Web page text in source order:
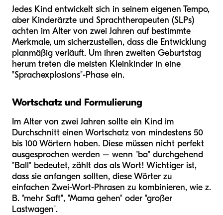
Jedes Kind entwickelt sich in seinem eigenen Tempo,
aber Kinderärzte und Sprachtherapeuten (SLPs)
achten im Alter von zwei Jahren auf bestimmte
Merkmale, um sicherzustellen, dass die Entwicklung
planmäßig verläuft. Um ihren zweiten Geburtstag
herum treten die meisten Kleinkinder in eine
"Sprachexplosions"-Phase ein.
Wortschatz und Formulierung
Im Alter von zwei Jahren sollte ein Kind im
Durchschnitt einen Wortschatz von mindestens 50
bis 100 Wörtern haben. Diese müssen nicht perfekt
ausgesprochen werden – wenn "ba" durchgehend
"Ball" bedeutet, zählt das als Wort! Wichtiger ist,
dass sie anfangen sollten, diese Wörter zu
einfachen Zwei-Wort-Phrasen zu kombinieren, wie z.
B. "mehr Saft", "Mama gehen" oder "großer
Lastwagen".